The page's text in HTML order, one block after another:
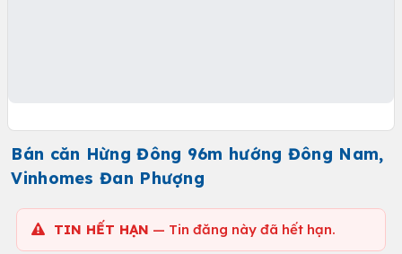
Bán căn Hừng Đông 96m hướng Đông Nam,
Vinhomes Đan Phượng
TIN HẾT HẠN — Tin đăng này đã hết hạn.